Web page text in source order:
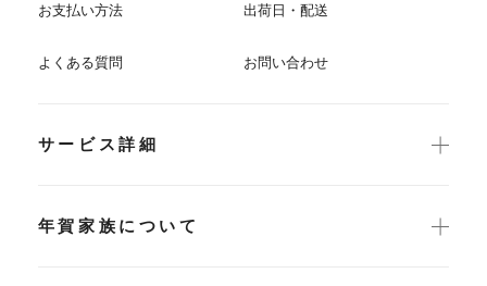
お支払い方法 出荷日・配送
よくある質問 お問い合わせ
サービス詳細
年賀家族について